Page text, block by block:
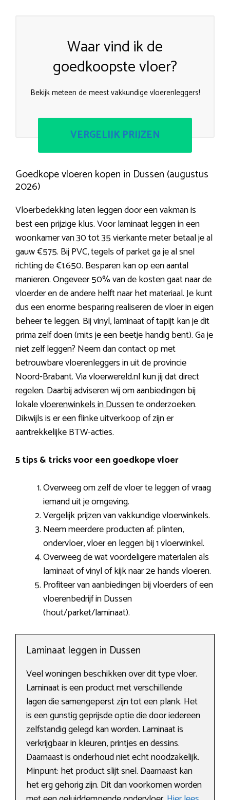
Waar vind ik de
goedkoopste vloer?
Bekijk meteen de meest vakkundige vloerenleggers!
VERGELIJK PRIJZEN
Goedkope vloeren kopen in Dussen (augustus
2026)
Vloerbedekking laten leggen door een vakman is
best een prijzige klus. Voor laminaat leggen in een
woonkamer van 30 tot 35 vierkante meter betaal je al
gauw €575. Bij PVC, tegels of parket ga je al snel
richting de €1.650. Besparen kan op een aantal
manieren. Ongeveer 50% van de kosten gaat naar de
vloerder en de andere helft naar het materiaal. Je kunt
dus een enorme besparing realiseren de vloer in eigen
beheer te leggen. Bij vinyl, laminaat of tapijt kan je dit
prima zelf doen (mits je een beetje handig bent). Ga je
niet zelf leggen? Neem dan contact op met
betrouwbare vloerenleggers in uit de provincie
Noord-Brabant. Via vloerwereld.nl kun jij dat direct
regelen. Daarbij adviseren wij om aanbiedingen bij
lokalevloerenwinkels in Dussente onderzoeken.
Dikwijls is er een flinke uitverkoop of zijn er
aantrekkelijke BTW-acties.
5 tips & tricks voor een goedkope vloer
Overweeg om zelf de vloer te leggen of vraag
iemand uit je omgeving.
Vergelijk prijzen van vakkundige vloerwinkels.
Neem meerdere producten af: plinten,
ondervloer, vloer en leggen bij 1 vloerwinkel.
Overweeg de wat voordeligere materialen als
laminaat of vinyl of kijk naar 2e hands vloeren.
Profiteer van aanbiedingen bij vloerders of een
vloerenbedrijf in Dussen
(hout/parket/laminaat).
Laminaat leggen in Dussen
Veel woningen beschikken over dit type vloer.
Laminaat is een product met verschillende
lagen die samengeperst zijn tot een plank. Het
is een gunstig geprijsde optie die door iedereen
zelfstandig gelegd kan worden. Laminaat is
verkrijgbaar in kleuren, printjes en dessins.
Daarnaast is onderhoud niet echt noodzakelijk.
Minpunt: het product slijt snel. Daarnaast kan
het erg gehorig zijn. Dit dan voorkomen worden